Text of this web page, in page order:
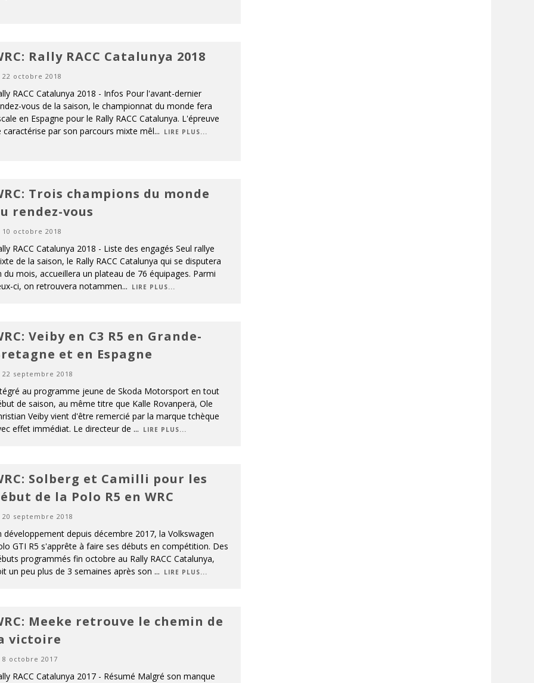
Rally RACC Catalunya 2018
22 octobre 2018
RACC Catalunya 2018 - Infos Pour l'avant-dernier
vous de la saison, le championnat du monde fera
en Espagne pour le Rally RACC Catalunya. L'épreuve
caractérise par son parcours mixte mêl... LIRE PLUS...
Trois champions du monde
rendez-vous
10 octobre 2018
RACC Catalunya 2018 - Liste des engagés Seul rallye
de la saison, le Rally RACC Catalunya qui se disputera
du mois, accueillera un plateau de 76 équipages. Parmi
ci, on retrouvera notammen... LIRE PLUS...
Veiby en C3 R5 en Grande-
et en Espagne
22 septembre 2018
au programme jeune de Skoda Motorsport en tout
de saison, au même titre que Kalle Rovanperä, Ole
Veiby vient d'être remercié par la marque tchèque
effet immédiat. Le directeur de ... LIRE PLUS...
Solberg et Camilli pour les
de la Polo R5 en WRC
20 septembre 2018
développement depuis décembre 2017, la Volkswagen
GTI R5 s'apprête à faire ses débuts en compétition. Des
programmés fin octobre au Rally RACC Catalunya,
un peu plus de 3 semaines après son ... LIRE PLUS...
Meeke retrouve le chemin de
victoire
8 octobre 2017
RACC Catalunya 2017 - Résumé Malgré son manque